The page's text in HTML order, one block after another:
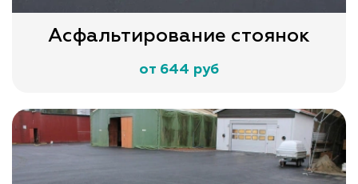
Асфальтирование стоянок
от 644 руб